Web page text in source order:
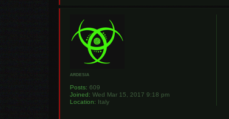
ardesia
Posts: 609
Joined: Wed Mar 15, 2017 9:18 pm
Location: Italy